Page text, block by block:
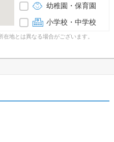
幼稚園・保育園
小学校・中学校
地とは異なる場合がございます。